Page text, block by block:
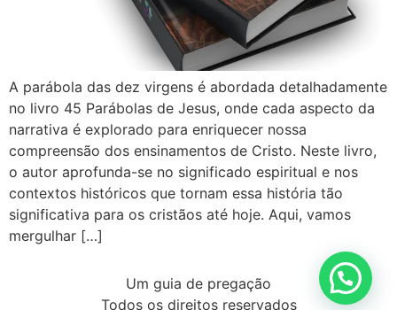
A parábola das dez virgens é abordada detalhadamente
no livro 45 Parábolas de Jesus, onde cada aspecto da
narrativa é explorado para enriquecer nossa
compreensão dos ensinamentos de Cristo. Neste livro,
o autor aprofunda-se no significado espiritual e nos
contextos históricos que tornam essa história tão
significativa para os cristãos até hoje. Aqui, vamos
mergulhar […]
Um guia de pregação
Todos os direitos reservados